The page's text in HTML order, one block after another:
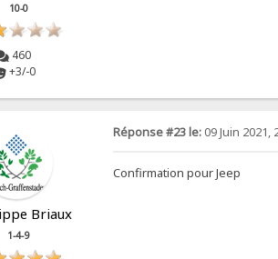
10-0
460
+3/-0
Briaux
1-4-9
Réponse #23 le:09 Juin 2021,
Confirmation pour Jeep